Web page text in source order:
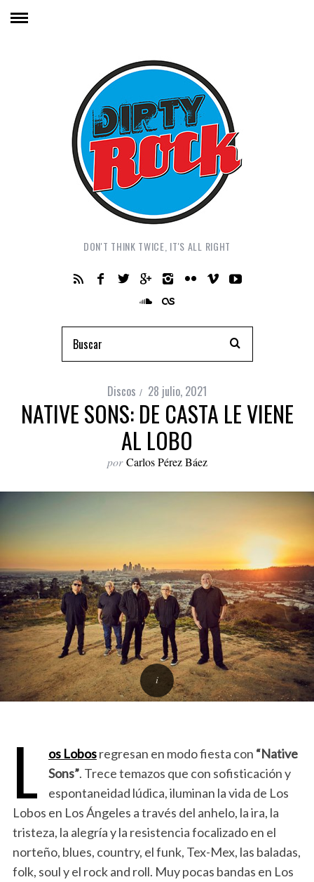
DON'T THINK TWICE, IT'S ALL RIGHT
Discos 28 julio, 2021
NATIVE SONS: DE CASTA LE VIENE
AL LOBO
por Carlos Pérez Báez
L os Lobosregresan en modo fiesta con “Native
Sons”. Trece temazos que con sofisticación y
espontaneidad lúdica, iluminan la vida de Los
Lobos en Los Ángeles a través del anhelo, la ira, la
tristeza, la alegría y la resistencia focalizado en el
norteño, blues, country, el funk, Tex-Mex, las baladas,
folk, soul y el rock and roll. Muy pocas bandas en Los